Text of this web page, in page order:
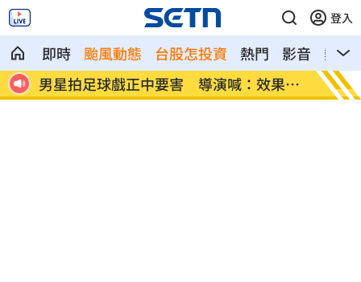
登入
即時 颱風動態 台股怎投資 熱門 影音
熱搜
很
父親節辭世 前彰化市代蔡裕昌享壽71歲
補充
倍